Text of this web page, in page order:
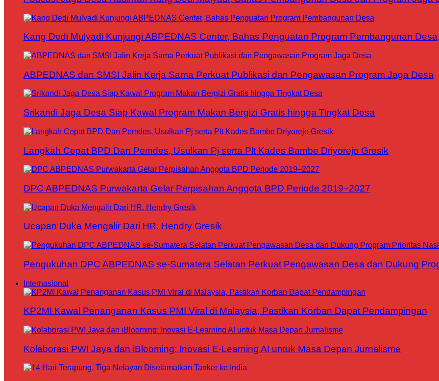
Kang Dedi Mulyadi Kunjungi ABPEDNAS Center, Bahas Penguatan Program Pembangunan Desa
ABPEDNAS dan SMSI Jalin Kerja Sama Perkuat Publikasi dan Pengawasan Program Jaga Desa
Srikandi Jaga Desa Siap Kawal Program Makan Bergizi Gratis hingga Tingkat Desa
Langkah Cepat BPD Dan Pemdes, Usulkan Pj serta Plt Kades Bambe Driyorejo Gresik
DPC ABPEDNAS Purwakarta Gelar Perpisahan Anggota BPD Periode 2019–2027
Ucapan Duka Mengalir Dari HR. Hendry Gresik
Pengukuhan DPC ABPEDNAS se-Sumatera Selatan Perkuat Pengawasan Desa dan Dukung
Internasional
KP2MI Kawal Penanganan Kasus PMI Viral di Malaysia, Pastikan Korban Dapat Pendampingan
Kolaborasi PWI Jaya dan iBlooming: Inovasi E-Learning AI untuk Masa Depan Jurnalisme